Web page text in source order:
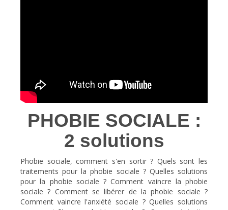
PHOBIE SOCIALE :
2 solutions
Phobie sociale, comment s'en sortir ? Quels sont les
traitements pour la phobie sociale ? Quelles solutions
pour la phobie sociale ? Comment vaincre la phobie
sociale ? Comment se libérer de la phobie sociale ?
Comment vaincre l'anxiété sociale ? Quelles solutions